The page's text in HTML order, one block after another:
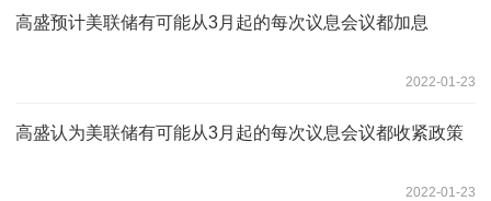
高盛预计美联储有可能从3月起的每次议息会议都加息
2022-01-23
高盛认为美联储有可能从3月起的每次议息会议都收紧政策
2022-01-23